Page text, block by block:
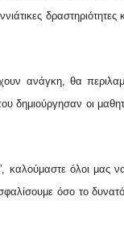
ανάγκη, θα
δημιούργησαν οι
όλοι μας
όσο το